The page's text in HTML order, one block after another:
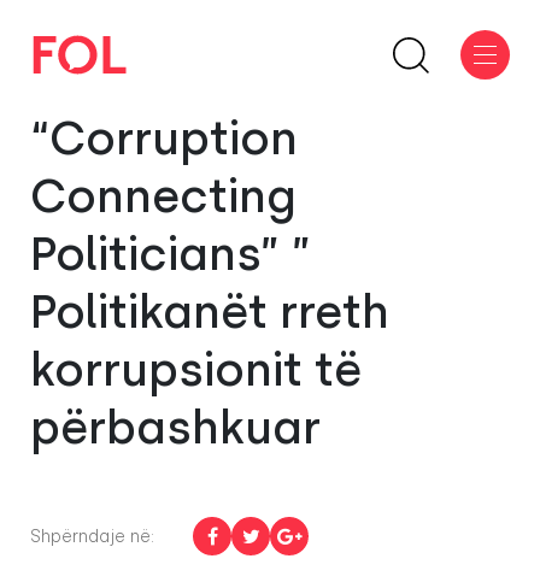
“Corruption
Connecting
Politicians” ”
Politikanët rreth
korrupsionit të
përbashkuar
Shpërndaje në: